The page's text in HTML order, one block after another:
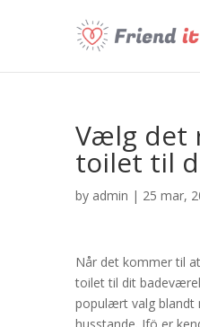
Vælg det
toilet til
by admin | 25 mar,
Når det kommer til
toilet til dit
populært valg blandt